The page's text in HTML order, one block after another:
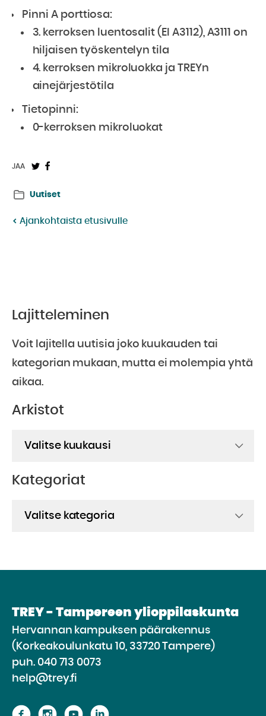
Pinni A porttiosa:
3. kerroksen luentosalit (EI A3112), A3111 on
hiljaisen työskentelyn tila
4. kerroksen mikroluokka ja TREYn
ainejärjestötila
Tietopinni:
0-kerroksen mikroluokat
JAA
JaaJaa
Uutiset
Ajankohtaista etusivulle
Lajitteleminen
Voit lajitella uutisia joko kuukauden tai
kategorian mukaan, mutta ei molempia yhtä
aikaa.
Arkistot
Kategoriat
TREY - Tampereen ylioppilaskunta
Hervannan kampuksen päärakennus
(Korkeakoulunkatu 10, 33720 Tampere)
puh. 040 713 0073
help@trey.fi
SiirrySiirrySiirrySiirry